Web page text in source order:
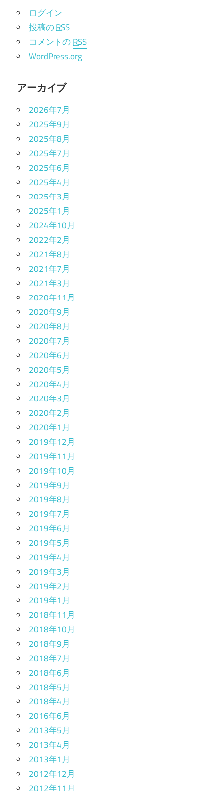
ログイン
投稿のRSS
コメントのRSS
WordPress.org
アーカイブ
2026年7月
2025年9月
2025年8月
2025年7月
2025年6月
2025年4月
2025年3月
2025年1月
2024年10月
2022年2月
2021年8月
2021年7月
2021年3月
2020年11月
2020年9月
2020年8月
2020年7月
2020年6月
2020年5月
2020年4月
2020年3月
2020年2月
2020年1月
2019年12月
2019年11月
2019年10月
2019年9月
2019年8月
2019年7月
2019年6月
2019年5月
2019年4月
2019年3月
2019年2月
2019年1月
2018年11月
2018年10月
2018年9月
2018年7月
2018年6月
2018年5月
2018年4月
2016年6月
2013年5月
2013年4月
2013年1月
2012年12月
2012年11月